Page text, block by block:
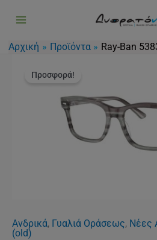
περιεχόμενο
Αρχική Προϊόντα Ray-Ban
Προσφορά!
Ανδρικά, Γυαλιά Οράσεως, Νέες
(old)
price
was:
150.00€.
τιμή
είναι:
Mr
ποσότητα